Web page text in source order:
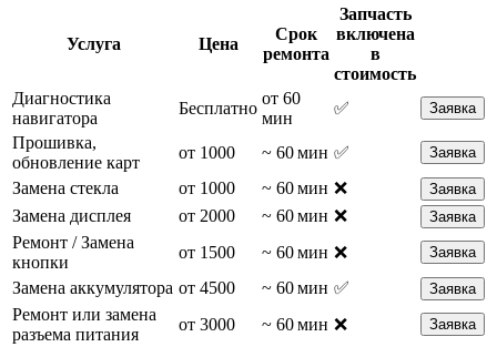
Услуга Цена
Срок
ремонта
Запчасть
включена
в
стоимость
Диагностика
навигатора
Бесплатно
от 60
мин
✅ Заявка
Прошивка,
обновление карт
от 1000 ~ 60 мин ✅ Заявка
Замена стекла от 1000 ~ 60 мин ❌ Заявка
Замена дисплея от 2000 ~ 60 мин ❌ Заявка
Ремонт / Замена
кнопки
от 1500 ~ 60 мин ❌ Заявка
Замена аккумулятора от 4500 ~ 60 мин ✅ Заявка
Ремонт или замена
разъема питания
от 3000 ~ 60 мин ❌ Заявка